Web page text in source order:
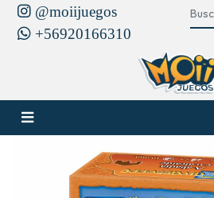
@moiijuegos
+56920166310